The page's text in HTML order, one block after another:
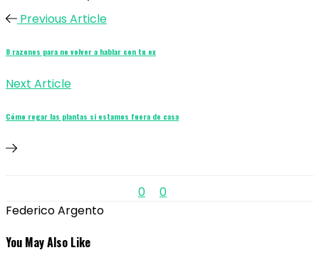
Previous Article
8 razones para no volver a hablar con tu ex
Next Article
Cómo regar las plantas si estamos fuera de casa
0
0
Federico Argento
You May Also Like